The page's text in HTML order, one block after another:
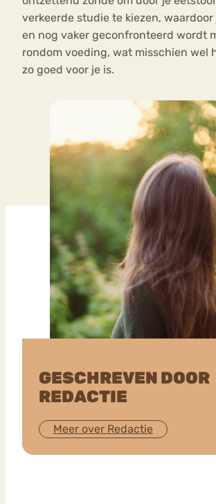
verkeerde studie te kiezen, waardoor
en nog vaker geconfronteerd wordt
rondom voeding, wat misschien wel
zo goed voor je is.
GESCHREVEN DOOR
REDACTIE
Meer over Redactie